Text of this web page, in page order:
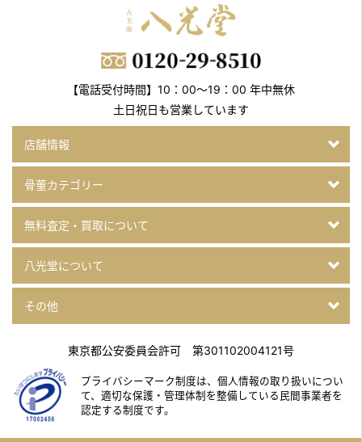
【電話受付時間】10：00～19：00 年中無休
土日祝日も営業しています
店舗情報
骨董カテゴリー
無料査定・買取について
八光堂について
その他
東京都公安委員会許可 第301102004121号
プライバシーマーク制度は、個人情報の取り扱いについ
て、適切な保護・管理体制を整備している民間事業者を
認定する制度です。